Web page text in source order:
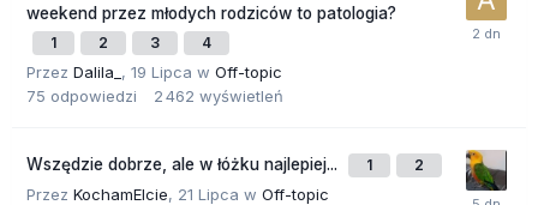
weekend przez młodych rodziców to patologia?
1 2 3 4
Przez Dalila_ , 19 Lipca w Off-topic
75 odpowiedzi 2 462 wyświetleń
Wszędzie dobrze, ale w łóżku najlepiej... 1 2
Przez KochamElcie, 21 Lipca w Off-topic